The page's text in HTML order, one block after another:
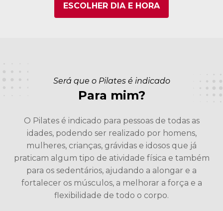
ESCOLHER DIA E HORA
Será que o Pilates é indicado
Para mim?
O Pilates é indicado para pessoas de todas as
idades, podendo ser realizado por homens,
mulheres, crianças, grávidas e idosos que já
praticam algum tipo de atividade física e também
para os sedentários, ajudando a alongar e a
fortalecer os músculos, a melhorar a força e a
flexibilidade de todo o corpo.